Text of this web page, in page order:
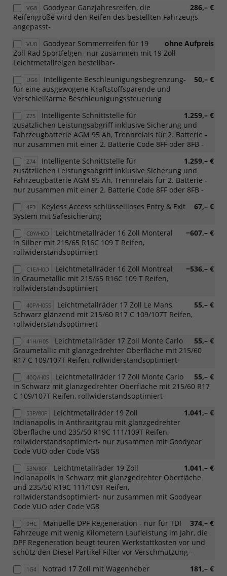
VG8 286,– €
Goodyear Ganzjahresreifen, die
Reifengröße wird den Reifen des bestellten Fahrzeugs
angepasst-
VU0 ohne Aufpreis
Goodyear Sommerreifen für 19
Zoll Rad Sportfelgen- nur zusammen mit 19 Zoll
Leichtmetallfelgen bestellbar-
UG6 50,– €
Intelligente Beschleunigungsbegrenzung-
für eine ausgewogene Kraftstoffsparende und
Verschleißarme Beschleunigungssteuerung
Z75 1.259,– €
Intelligente Schnittstelle für
zusätzlichen Leistungsabgriff inklusive Sicherung und
Fahrzeugbatterie AGM 95 Ah, Trennrelais für 2. Batterie -
nur zusammen mit einer 2. Batterie Code 8FF oder 8FB -
Z74 1.259,– €
Intelligente Schnittstelle für
zusätzlichen Leistungsabgriff inklusive Sicherung und
Fahrzeugbatterie AGM 95 Ah, Trennrelais für 2. Batterie -
nur zusammen mit einer 2. Batterie Code 8FF oder 8FB -
4F3 67,– €
Keyless Access schlüssellloses Entry & Exit
System mit Safesicherung
C0Y/H0D −607,– €
Leichtmetallräder 16 Zoll Monteral
in Silber mit 215/65 R16C 109 T Reifen,
rollwiderstandsoptimiert
C1E/H0D −536,– €
Leichtmetallräder 16 Zoll Montreal
in Graumetallic mit 215/65 R16C 109 T Reifen,
rollwiderstandsoptimiert
40P/H05S 55,– €
Leichtmetallräder 17 Zoll Le Mans
Schwarz glänzend mit 215/60 R17 C 109/107T Reifen,
rollwiderstandsoptimiert-
41H/H0S 55,– €
Leichtmetallräder 17 Zoll Monte Carlo
Graumetallic mit glanzgedrehter Oberfläche mit 215/60
R17 C 109/107T Reifen, rollwiderstandsoptimiert-
40Q/H0S 55,– €
Leichtmetallräder 17 Zoll Monte Carlo
in Schwarz mit glanzgedrehter Oberfläche mit 215/60 R17
C 109/107T Reifen, rollwiderstandsoptimiert-
53P/80F 1.041,– €
Leichtmetallräder 19 Zoll
Indianapolis in Anthrazitgrau mit glanzgedrehter
Oberfläche und 235/50 R19C 111/109T Reifen,
rollwiderstandsoptimiert- nur zusammen mit Goodyear
Code VUO oder Code VG8
53N/80F 1.041,– €
Leichtmetallräder 19 Zoll
Indianapolis in Schwarz mit glanzgedrehter Oberfläche
und 235/50 R19C 111/109T Reifen,
rollwiderstandsoptimiert- nur zusammen mit Goodyear
Code VUO oder Code VG8
9HC 374,– €
Manuelle DPF Regeneration - nur für TDI
Fahrzeuge mit wenig Kilometern Laufleistung im Jahr, die
DPF Regeneration beugt teuren Werkstattkosten vor und
schütz den Diesel Partikel Filter vor Verschmutzung--
1G4 181,– €
Notrad 17 Zoll mit Wagenheber